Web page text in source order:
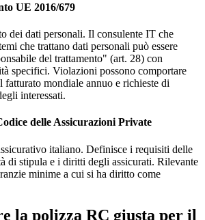
UE 2016/679
dei dati personali. Il consulente IT che
che trattano dati personali può essere
del trattamento" (art. 28) con
specifici. Violazioni possono comportare
mondiale annuo e richieste di
interessati.
delle Assicurazioni Private
italiano. Definisce i requisiti delle
di stipula e i diritti degli assicurati. Rilevante
minime a cui si ha diritto come
la polizza RC giusta per il